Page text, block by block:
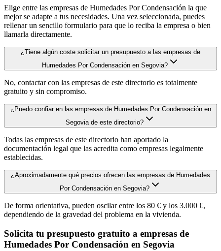
Elige entre las empresas de Humedades Por Condensación la que
mejor se adapte a tus necesidades. Una vez seleccionada, puedes
rellenar un sencillo formulario para que lo reciba la empresa o bien
llamarla directamente.
¿Tiene algún coste solicitar un presupuesto a las empresas de
Humedades Por Condensación en Segovia?
No, contactar con las empresas de este directorio es totalmente
gratuito y sin compromiso.
¿Puedo confiar en las empresas de Humedades Por Condensación en
Segovia de este directorio?
Todas las empresas de este directorio han aportado la
documentación legal que las acredita como empresas legalmente
establecidas.
¿Aproximadamente qué precios ofrecen las empresas de Humedades
Por Condensación en Segovia?
De forma orientativa, pueden oscilar entre los 80 € y los 3.000 €,
dependiendo de la gravedad del problema en la vivienda.
Solicita tu presupuesto gratuito a empresas de
Humedades Por Condensación en Segovia